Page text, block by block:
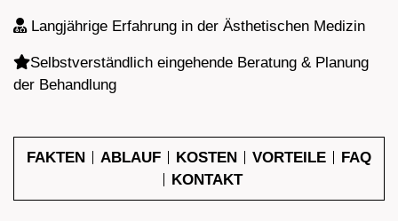
Langjährige Erfahrung in der Ästhetischen Medizin
Selbstverständlich eingehende Beratung & Planung
der Behandlung
FAKTEN ABLAUF KOSTEN VORTEILE
FAQ
KONTAKT